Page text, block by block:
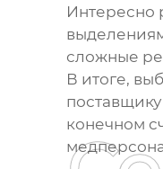
Интересно
сложные
В итоге,
конечном